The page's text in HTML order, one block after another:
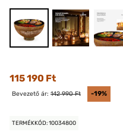
115 190 Ft
Bevezető ár: 142 990 Ft -19%
TERMÉKKÓD: 10034800